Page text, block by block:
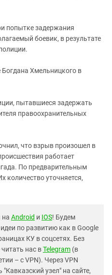
В ЧЕЧНЕ
АКТИВИСТОВ
И ПРОТЕСТЫ
попытке задержания
боевик, в результате
Хмельницкого в
пытавшиеся задержать
правоохранительных
что взрыв произошел в
работает
По предварительным
количество уточняется,
на Android и IOS! Будем
по развитию как в Google
КУ в соцсетях. Без
нас вTelegram (в
– с VPN). Через VPN
узел" на сайте,